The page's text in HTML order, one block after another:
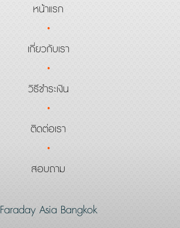
หน้าแรก
·
เกี่ยวกับเรา
·
วิธีชำระเงิน
·
ติดต่อเรา
·
สอบถาม
Faraday Asia Bangkok